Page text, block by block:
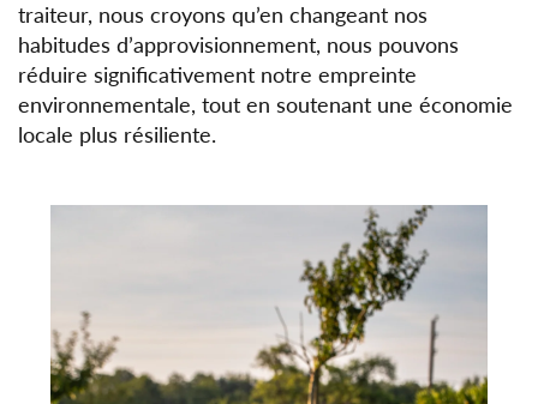
traiteur, nous croyons qu’en changeant nos
habitudes d’approvisionnement, nous pouvons
réduire significativement notre empreinte
environnementale, tout en soutenant une économie
locale plus résiliente.